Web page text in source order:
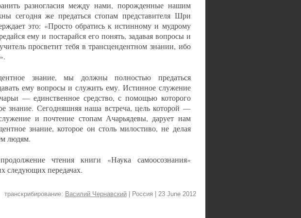
разногласия между нами, порожденные нашим
сегодня же предаться стопам представителя Шри
это: «Просто обратись к истинному и мудрому
ему и постарайся его понять, задавая вопросы и
просветит тебя в трансцендентном знании, ибо
знание, мы должны полностью предаться
ему вопросы и служить ему. Истинное служение
— единственное средство, с помощью которого
знание. Сегодняшняя наша встреча, цель которой —
и почтение стопам Ачарьядевы, дарует нам
знание, которое он столь милостиво, не делая
людям.
чтения книги «Наука самоосознания»
следующих передачах.
транскрибирование: Василий Чернавский | Россия | 23 June 2012